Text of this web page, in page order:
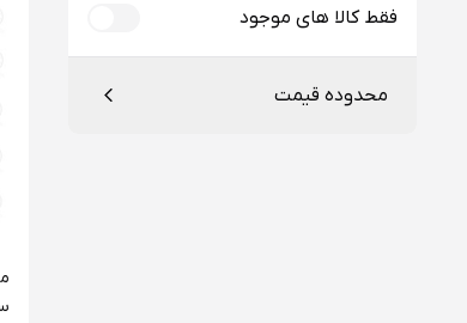
فقط کالا های موجود
محدوده قیمت